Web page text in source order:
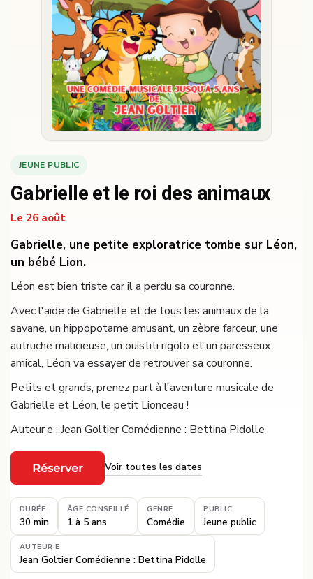
JEUNE PUBLIC
Gabrielle et le roi des animaux
Le 26 août
Gabrielle, une petite exploratrice tombe sur Léon,
un bébé Lion.
Léon est bien triste car il a perdu sa couronne.
Avec l'aide de Gabrielle et de tous les animaux de la
savane, un hippopotame amusant, un zèbre farceur, une
autruche malicieuse, un ouistiti rigolo et un paresseux
amical, Léon va essayer de retrouver sa couronne.
Petits et grands, prenez part à l'aventure musicale de
Gabrielle et Léon, le petit Lionceau !
Auteur·e : Jean Goltier Comédienne : Bettina Pidolle
Réserver
·
Voir toutes les dates
DURÉE
30 min
ÂGE CONSEILLÉ
1 à 5 ans
GENRE
Comédie
PUBLIC
Jeune public
AUTEUR·E
Jean Goltier Comédienne : Bettina Pidolle